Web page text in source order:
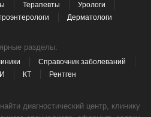
Терапевты
Урологи
Дерматологи
разделы:
Справочник заболеваний
КТ Рентген
диагностический центр, клинику